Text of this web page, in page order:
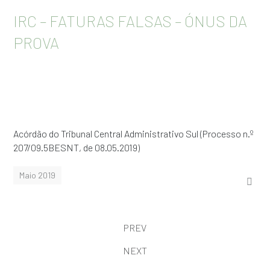
IRC – FATURAS FALSAS – ÓNUS DA
PROVA
Acórdão do Tribunal Central Administrativo Sul (Processo n.º
207/09.5BESNT, de 08.05.2019)
Maio 2019
PREV
NEXT